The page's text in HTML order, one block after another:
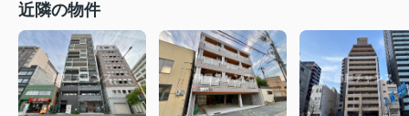
近隣の物件